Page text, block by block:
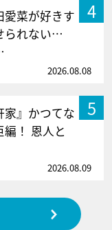
4
愛菜が好きす
られない…
2026.08.08
5
家』かつてな
！ 恩人と
2026.08.09